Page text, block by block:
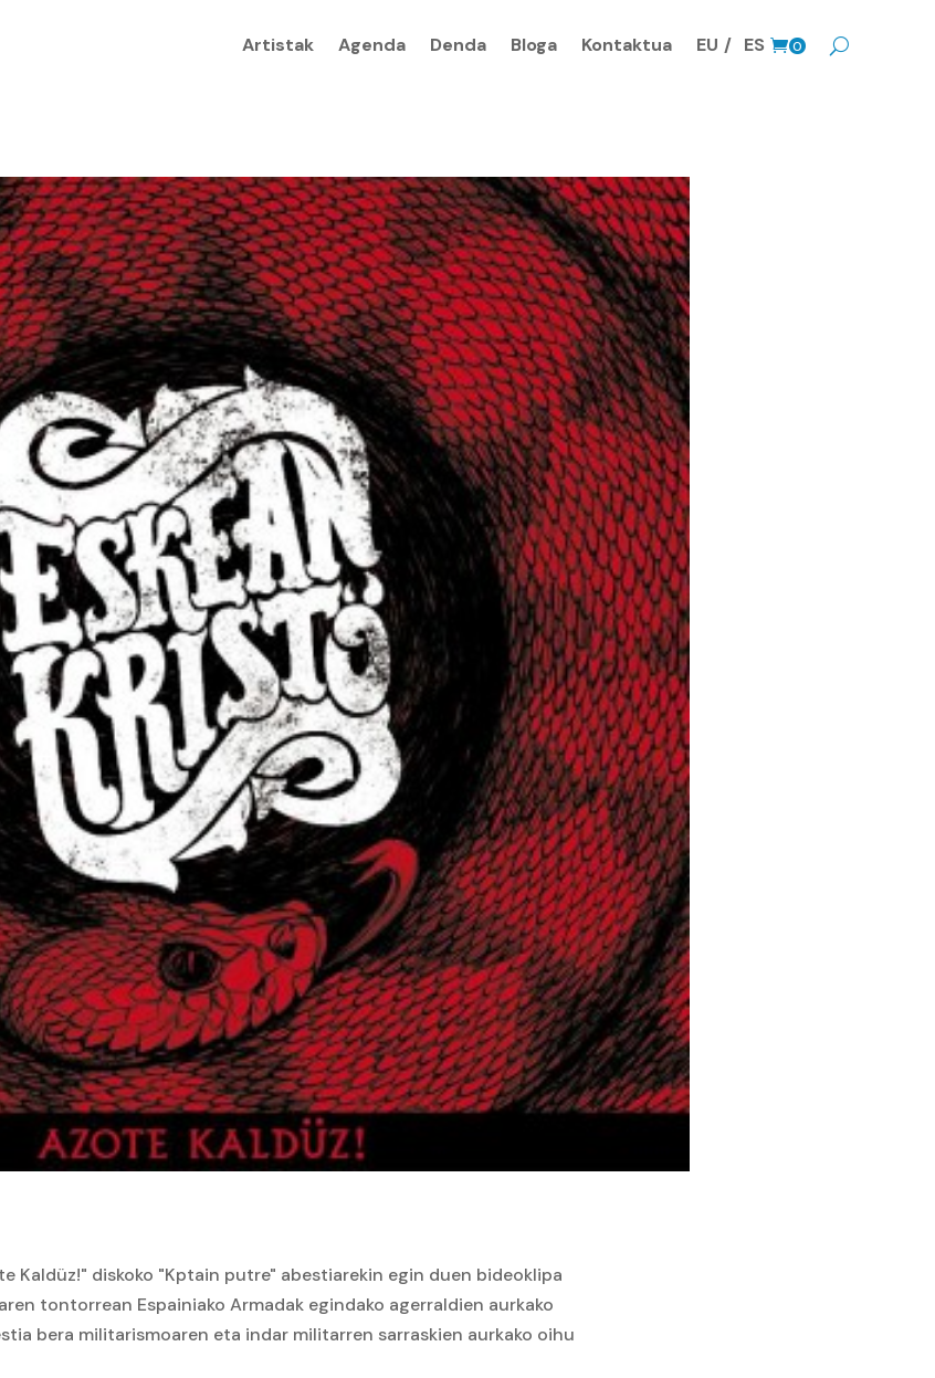
Artistak Agenda Denda Bloga Kontaktua EU ES
0
Kaldüz!" diskoko "Kptain putre" abestiarekin egin duen bideoklipa
tontorrean Espainiako Armadak egindako agerraldien aurkako
bera militarismoaren eta indar militarren sarraskien aurkako oihu